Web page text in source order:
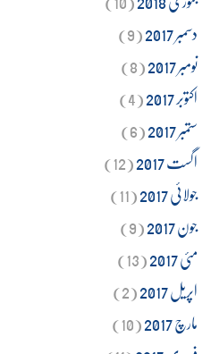
دسمبر 2017
(9)
نومبر 2017
(8)
اکتوبر 2017
(4)
ستمبر 2017
(6)
اگست 2017
(12)
جولائی 2017
(11)
جون 2017
(9)
مئی 2017
(13)
اپریل 2017
(2)
مارچ 2017
(10)